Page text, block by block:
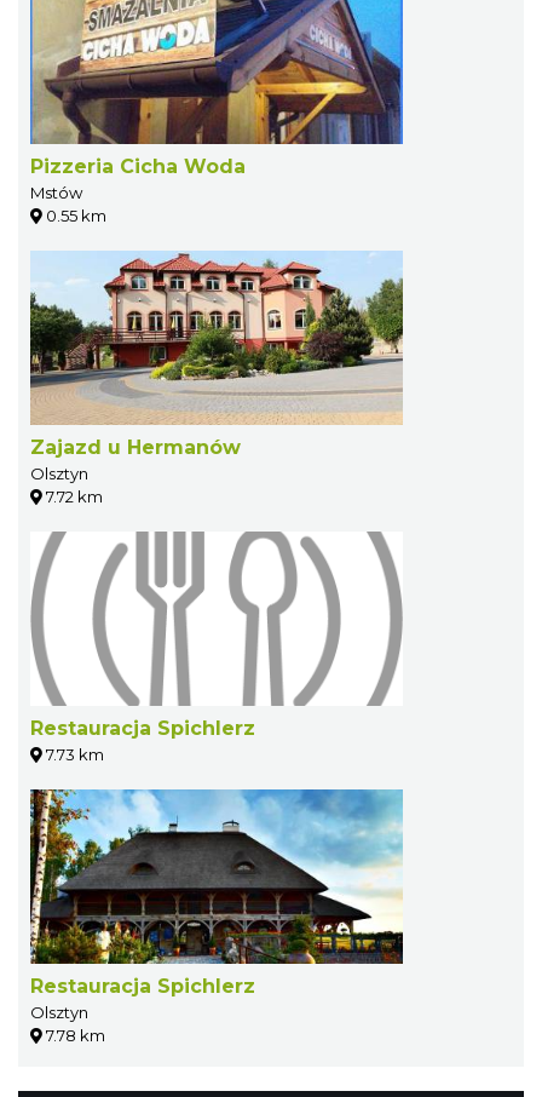
Pizzeria Cicha Woda
Mstów
0.55 km
Zajazd u Hermanów
Olsztyn
7.72 km
Restauracja Spichlerz
7.73 km
Restauracja Spichlerz
Olsztyn
7.78 km